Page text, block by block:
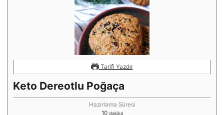
Tarifi Yazdır
Keto Dereotlu Poğaça
Hazırlama Süresi
10 dakika